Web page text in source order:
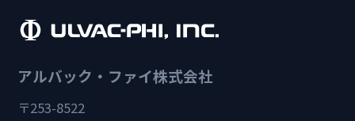
アルバック・ファイ株式会社
〒253-8522